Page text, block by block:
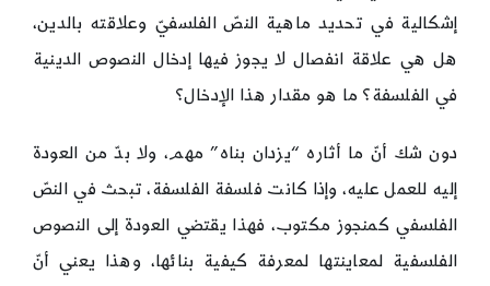
إشكالية في تحديد ماهية النصّ الفلسفيّ وعلاقته بالدين،
هل هي علاقة انفصال لا يجوز فيها إدخال النصوص الدينية
في الفلسفة؟ ما هو مقدار هذا الإدخال؟
دون شك أنّ ما أثاره “يزدان بناه” مهم، ولا بدّ من العودة
إليه للعمل عليه، وإذا كانت فلسفة الفلسفة، تبحث في النصّ
الفلسفي كمنجوز مكتوب، فهذا يقتضي العودة إلى النصوص
الفلسفية لمعاينتها لمعرفة كيفية بنائها، وهذا يعني أنّ